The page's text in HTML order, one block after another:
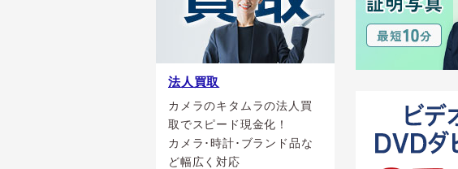
法人買取
カメラのキタムラの法人買
取でスピード現金化！
カメラ･時計･ブランド品な
ど幅広く対応